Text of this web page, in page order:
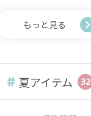
もっと見る
夏アイテム 32